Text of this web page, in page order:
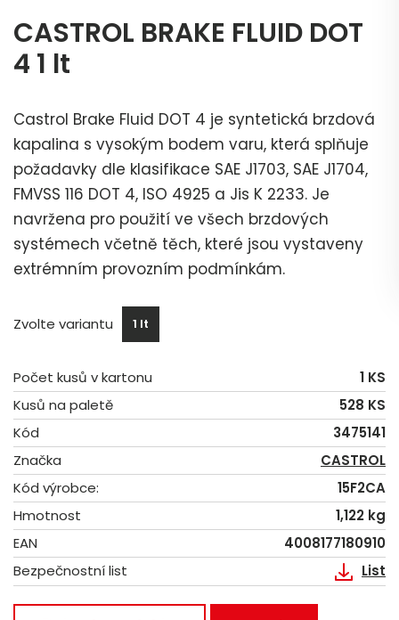
CASTROL BRAKE FLUID DOT
4 1 lt
Castrol Brake Fluid DOT 4 je syntetická brzdová
kapalina s vysokým bodem varu, která splňuje
požadavky dle klasifikace SAE J1703, SAE J1704,
FMVSS 116 DOT 4, ISO 4925 a Jis K 2233. Je
navržena pro použití ve všech brzdových
systémech včetně těch, které jsou vystaveny
extrémním provozním podmínkám.
Zvolte variantu 1 lt
Počet kusů v kartonu
1 KS
Kusů na paletě
528 KS
Kód
3475141
Značka
CASTROL
Kód výrobce:
15F2CA
Hmotnost
1,122 kg
EAN
4008177180910
Bezpečnostní list
List